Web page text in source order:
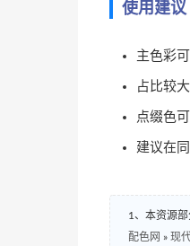
使用建议
主色彩
占比较
点缀色
建议在
1、本资源
配色网 » 现